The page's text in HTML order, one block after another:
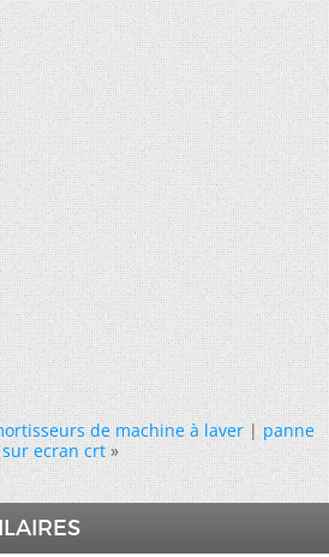
de machine à laver|panne
sur ecran crt »